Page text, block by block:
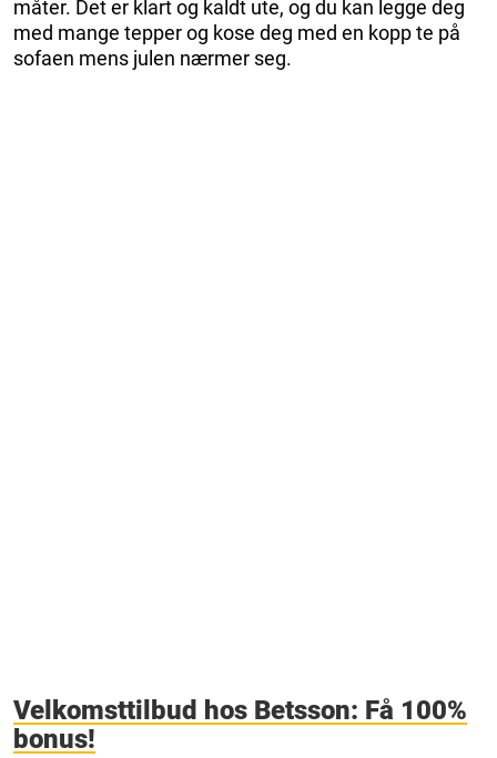
måter. Det er klart og kaldt ute, og du kan legge deg
med mange tepper og kose deg med en kopp te på
sofaen mens julen nærmer seg.
Velkomsttilbud hos Betsson: Få 100%
bonus!